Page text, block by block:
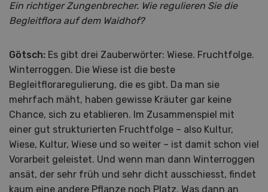
Ein richtiger Zungenbrecher. Wie regulieren Sie die
Begleitflora auf dem Waidhof?
Götsch: Es gibt drei Zauberwörter: Wiese. Fruchtfolge.
Winterroggen. Die Wiese ist die beste
Begleitfloraregulierung, die es gibt. Da man sie
mehrfach mäht, haben gewisse Kräuter gar keine
Chance, sich zu etablieren. Im Zusammenspiel mit
einer gut strukturierten Fruchtfolge – also Kultur,
Wiese, Kultur, Wiese und so weiter – ist damit schon viel
Vorarbeit geleistet. Und wenn man dann Winterroggen
ansät, der sehr früh und sehr dicht ausschiesst, findet
kaum eine andere Pflanze noch Platz. Was dann an